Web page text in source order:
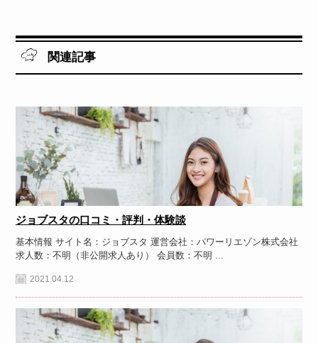
関連記事
ジョブスタの口コミ・評判・体験談
基本情報 サイト名：ジョブスタ 運営会社：パワーリエゾン株式会社
求人数：不明（非公開求人あり） 会員数：不明 ...
2021.04.12